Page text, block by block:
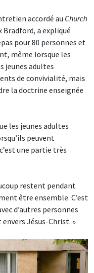
accordé au Church
Bradford, a expliqué
pour 80 personnes et
même lorsque les
jeunes adultes
de convivialité, mais
la doctrine enseignée
les jeunes adultes
peuvent
une partie très
restent pendant
être ensemble. C’est
d’autres personnes
Jésus-Christ. »